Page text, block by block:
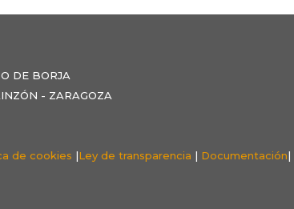
DE BORJA
- ZARAGOZA
de cookies |Ley de transparencia | Documentación|